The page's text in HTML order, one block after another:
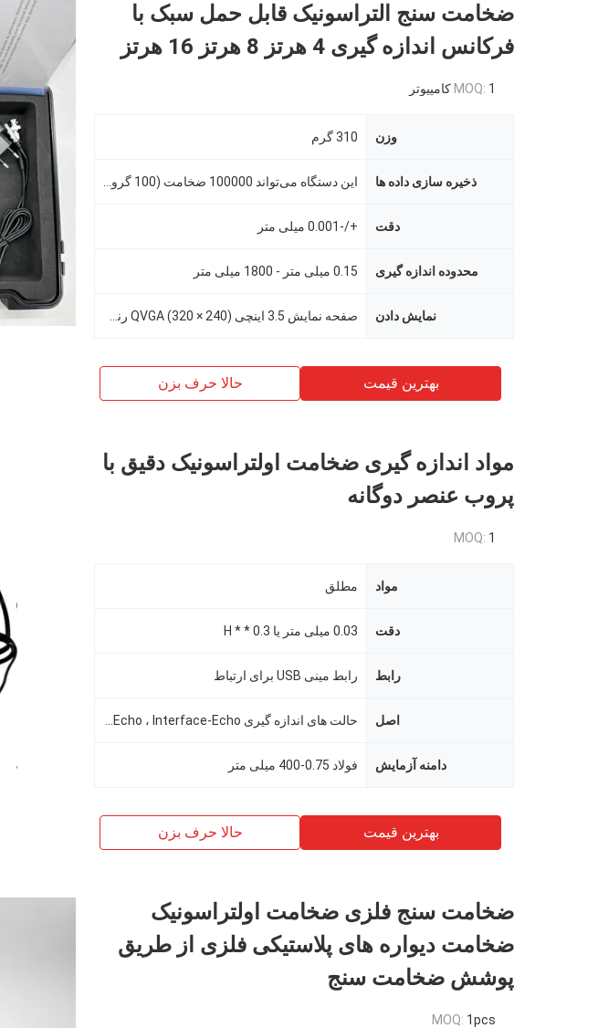
ضخامت سنج التراسونیک قابل حمل سبک با
فرکانس اندازه گیری 4 هرتز 8 هرتز 16 هرتز
MOQ: 1 کامپیوتر
وزن 310 گرم
ذخیره سازی داده ها
دقت +/-0.001 میلی متر
محدوده اندازه گیری 0.15 میلی متر - 1800 میلی متر
نمایش دادن
بهترین قیمت حالا حرف بزن
مواد اندازه گیری ضخامت اولتراسونیک دقیق با
پروب عنصر دوگانه
MOQ: 1
مواد مطلق
دقت 0.03 میلی متر یا 0.3 * * H
رابط رابط مینی USB برای ارتباط
اصل
دامنه آزمایش فولاد 0.75-400 میلی متر
بهترین قیمت حالا حرف بزن
ضخامت سنج فلزی ضخامت اولتراسونیک
ضخامت دیواره های پلاستیکی فلزی از طریق
پوشش ضخامت سنج
MOQ: 1pcs